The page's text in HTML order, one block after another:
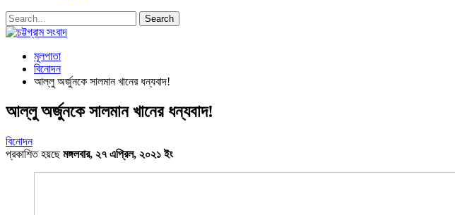
মূলপাতা
বিনোদন
আল্লু অর্জুনকে সালমান খানের ধন্যবাদ!
আল্লু অর্জুনকে সালমান খানের ধন্যবাদ!
বিনোদন
প্রকাশিত হয়ছেমঙ্গলবার, ২৭ এপ্রিল, ২০২১ ইং